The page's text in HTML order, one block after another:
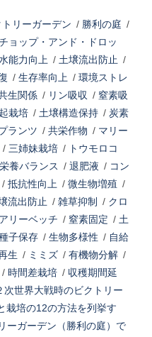
トリーガーデン / 勝利の庭 /
ョップ・アンド・ドロッ
能力向上 / 土壌流出防止 /
/ 生存率向上 / 環境ストレ
生関係 / リン吸収 / 窒素吸
栽培 / 土壌構造保持 / 炭素
ランツ / 共栄作物 / マリー
/ 三姉妹栽培 / トウモロコ
栄養バランス / 退肥液 / コン
/ 抵抗性向上 / 微生物増殖 /
流出防止 / 雑草抑制 / クロ
リーベッチ / 窒素固定 / 土
子保存 / 生物多様性 / 自給
生 / ミミズ / 有機物分解 /
/ 時間差栽培 / 収穫期間延
次世界大戦時のビクトリー
栽培の12の方法を列挙す
ーガーデン（勝利の庭）で